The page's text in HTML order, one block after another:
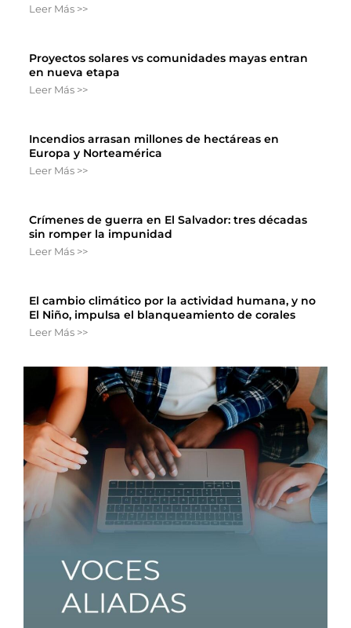
Leer Más >>
Proyectos solares vs comunidades mayas entran
en nueva etapa
Leer Más >>
Incendios arrasan millones de hectáreas en
Europa y Norteamérica
Leer Más >>
Crímenes de guerra en El Salvador: tres décadas
sin romper la impunidad
Leer Más >>
El cambio climático por la actividad humana, y no
El Niño, impulsa el blanqueamiento de corales
Leer Más >>